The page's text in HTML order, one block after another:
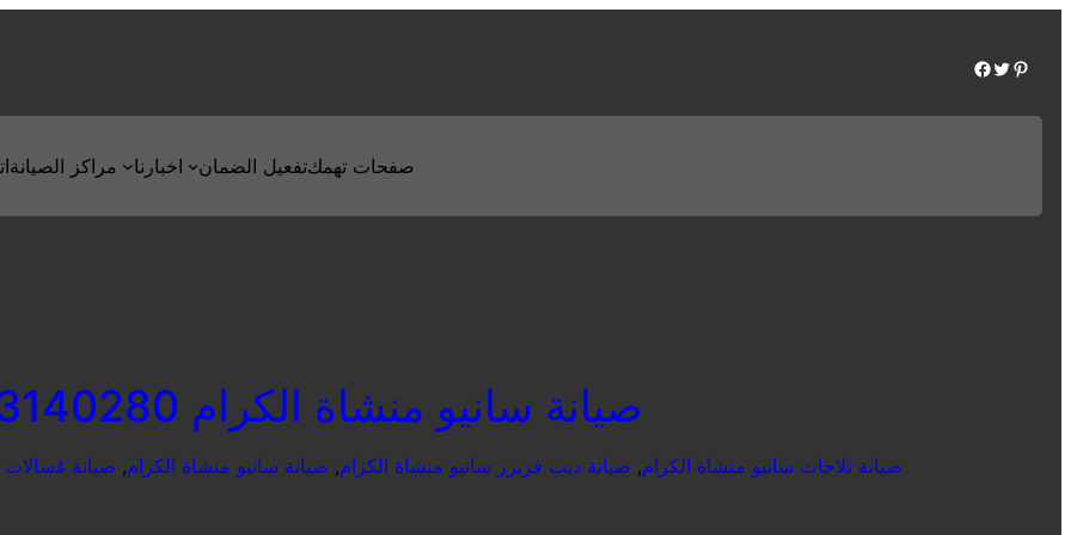
Facebook Twitter Pinterest
مراكز الصيانة اخبارنا تفعيل الضمانصفحات تهمك
صيانة سانيو منشاة الكرام 01023140280
صيانة ثلاجات سانيو منشاة الكرام, صيانة ديب فريزر سانيو منشاة الكرام, صيانة سانيو منشاة الكرام, صيانة غسالات